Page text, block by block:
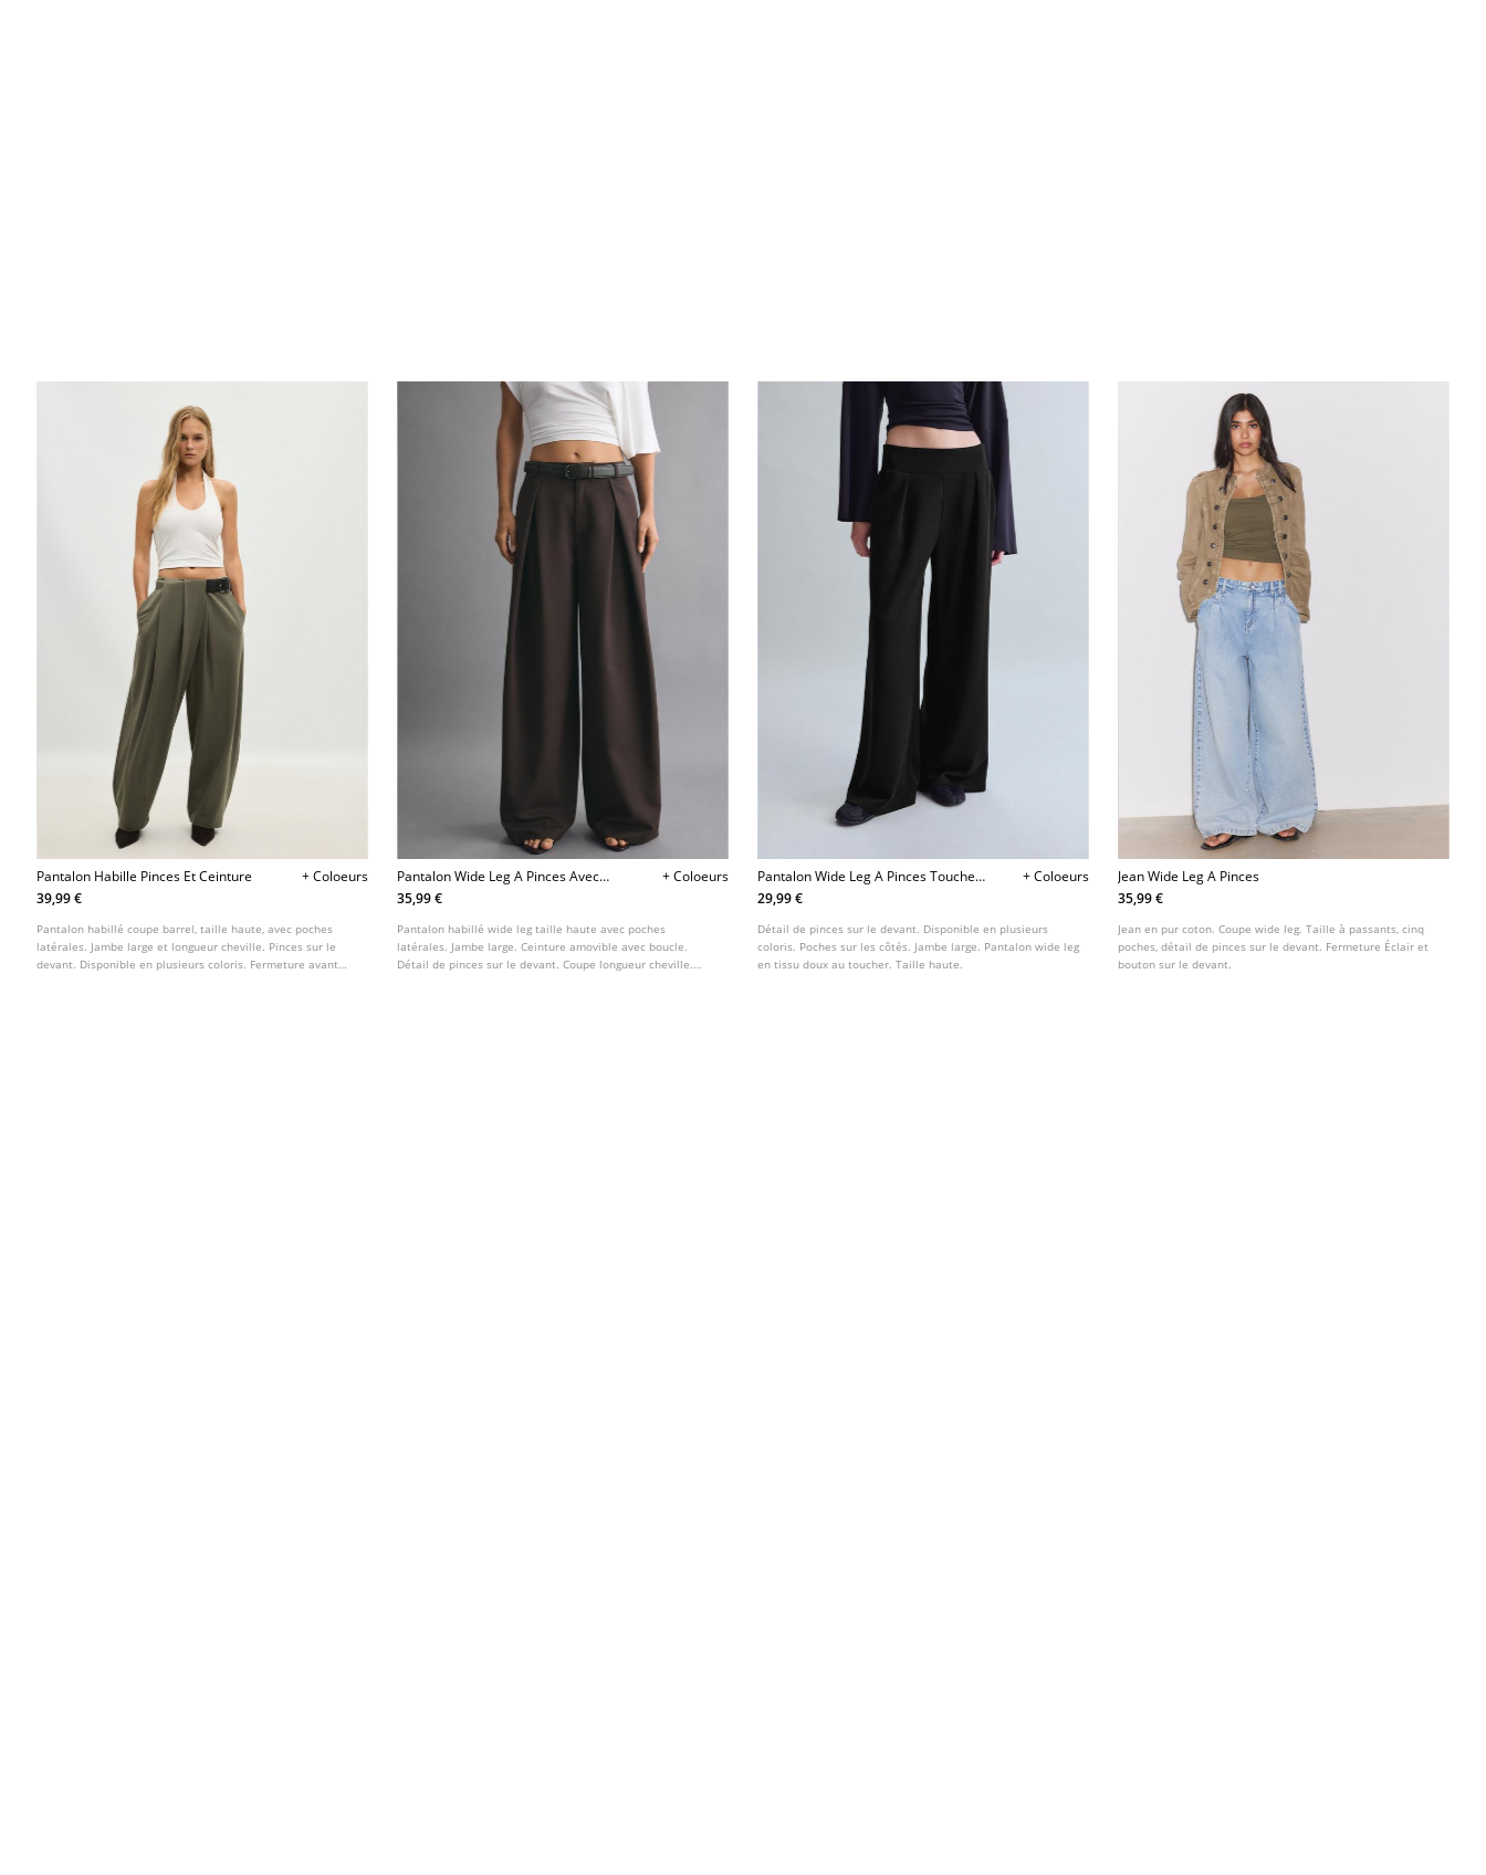
Pantalon Habille Pinces Et Ceinture
+ Coloeurs
39,99 €
Pantalon habillé coupe barrel, taille haute, avec poches
latérales. Jambe large et longueur cheville. Pinces sur le
devant. Disponible en plusieurs coloris. Fermeture avant
Pantalon Wide Leg A Pinces Avec
Ceinture
+ Coloeurs
35,99 €
Pantalon habillé wide leg taille haute avec poches
latérales. Jambe large. Ceinture amovible avec boucle.
Détail de pinces sur le devant. Coupe longueur cheville.
Pantalon Wide Leg A Pinces Toucher
Doux
+ Coloeurs
29,99 €
Détail de pinces sur le devant. Disponible en plusieurs
coloris. Poches sur les côtés. Jambe large. Pantalon wide leg
en tissu doux au toucher. Taille haute.
Jean Wide Leg A Pinces
35,99 €
Jean en pur coton. Coupe wide leg. Taille à passants, cinq
poches, détail de pinces sur le devant. Fermeture Éclair et
bouton sur le devant.